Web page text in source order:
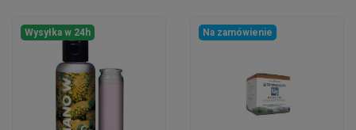
Wysyłka w 24h Na zamówienie